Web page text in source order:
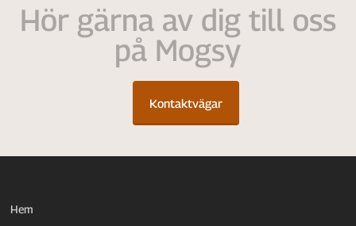
Hör gärna av dig till oss
på Mogsy
Kontaktvägar
Hem